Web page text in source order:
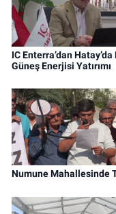
IC Enterra’dan Hatay’da
Güneş Enerjisi Yatırımı
Numune Mahallesinde